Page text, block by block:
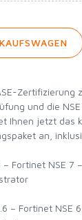
Zertifizierung
und die
Ihnen jetzt das
an,
– Fortinet NSE 7
– Fortinet NSE